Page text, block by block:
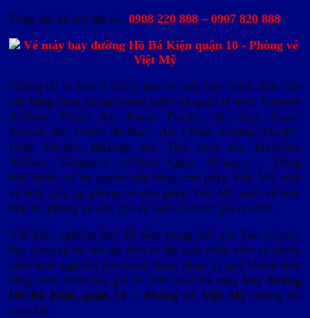
Tổng đài hỗ trợ đặt vé: 0908 220 888 – 0907 820 888
Chúng tôi tự hào là đại lý bán vé máy bay chính thức cúa
các hãng hàng không trong nước và quốc tế như: Vietnam
Airlines, Vietjet Air, Jetstar Pacific, Air Asia, Scoot,
Korean Air, China Airlines, Air China, Cathay Pacific,
Cebu Pacific, Malindo Air, Thai Lion Air, Malaysia
Airlines, Singapore Airlines, Qatas Airways,…. Đồng
thời được sự ủy quyền của hãng cho phép Việt Mỹ xuất
vé trực tiếp tại phòng vé cho phép Việt Mỹ xuất vé trực
tiếp tại phòng vé nên giá vé luôn có mức giá rẻ nhất.
Với kinh nghiệm hơn 10 năm trong lĩnh vực bán vé máy
bay cùng sự hỗ trợ tận tình từ đội ngũ nhân viên có nhiều
năm kinh nghiệm hân hạnh được phục vị quý khách trên
từng hành trình bay giá rẻ. Đặt mua Vé máy bay đường
Hồ Bá Kiện quận 10 – Phòng vé Việt Mỹchúng tôi
cam kết: